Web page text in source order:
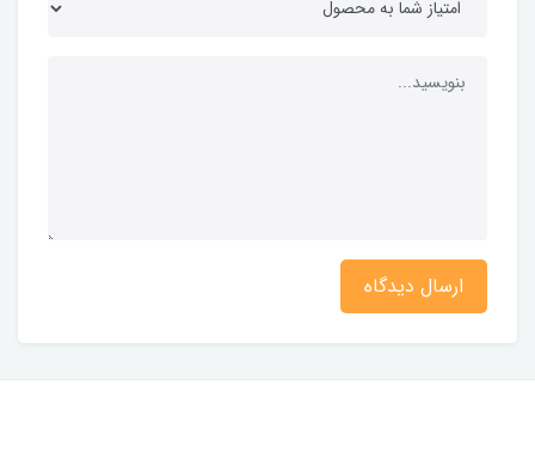
ارسال دیدگاه